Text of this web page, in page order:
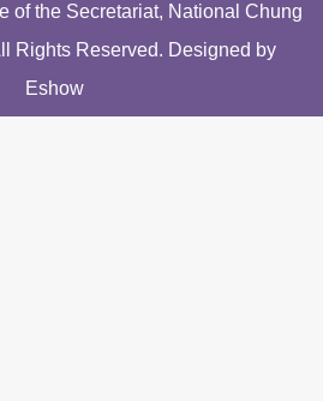
of the Secretariat, National Chung
Rights Reserved. Designed by
Eshow